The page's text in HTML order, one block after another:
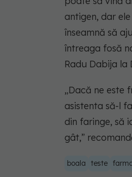
antigen, dar
înseamnă să
întreaga fosă
Radu Dabija la
„Dacă ne este
asistenta să-l
din faringe, să
gât,”
boala teste